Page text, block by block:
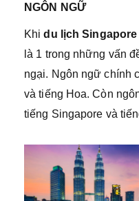
NGÔN NGỮ
Khidu lịch Singapore
là 1 trong những vấn
ngại. Ngôn ngữ chính
và tiếng Hoa. Còn
tiếng Singapore và